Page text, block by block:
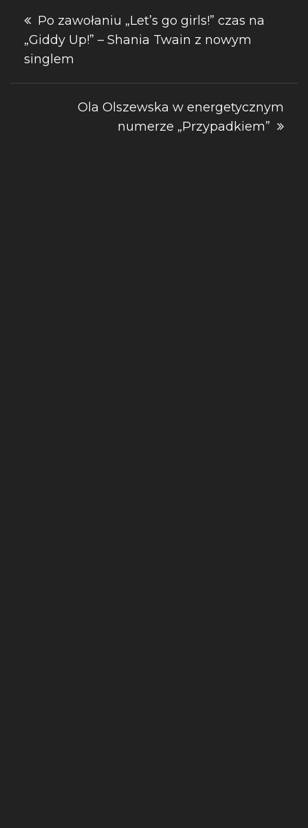
Nawigacja
wpisu
Po zawołaniu „Let’s go girls!” czas na
„Giddy Up!” – Shania Twain z nowym
singlem
Ola Olszewska w energetycznym
numerze „Przypadkiem”